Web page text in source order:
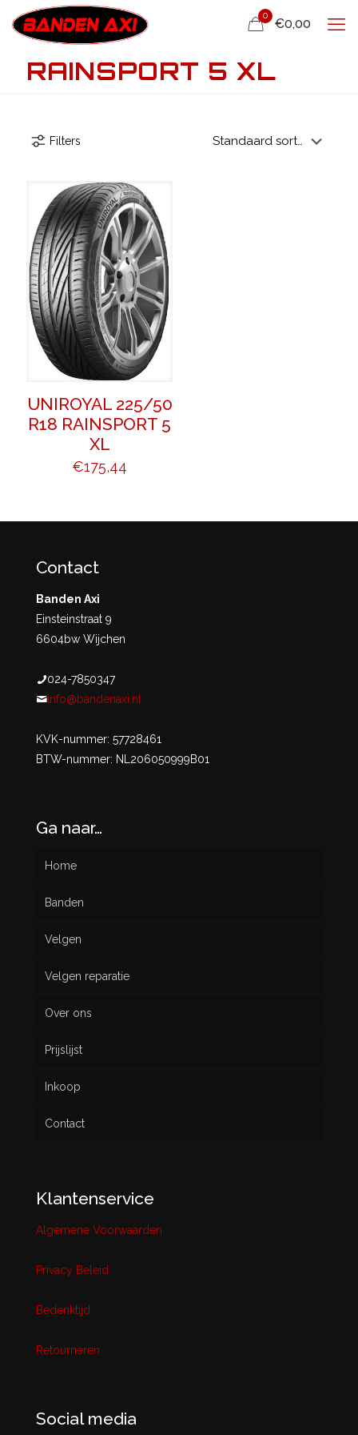
0
€0,00
RAINSPORT 5 XL
Filters
UNIROYAL 225/50
R18 RAINSPORT 5
XL
€175,44
Contact
Banden Axi
Einsteinstraat 9
6604bw Wijchen
024-7850347
info@bandenaxi.nl
KVK-nummer: 57728461
BTW-nummer: NL206050999B01
Ga naar…
Home
Banden
Nieuw
Gebruikt
Velgen
Velgen reparatie
Over ons
Prijslijst
Inkoop
Contact
Klantenservice
Algemene Voorwaarden
Privacy Beleid
Bedenktijd
Retourneren
Social media